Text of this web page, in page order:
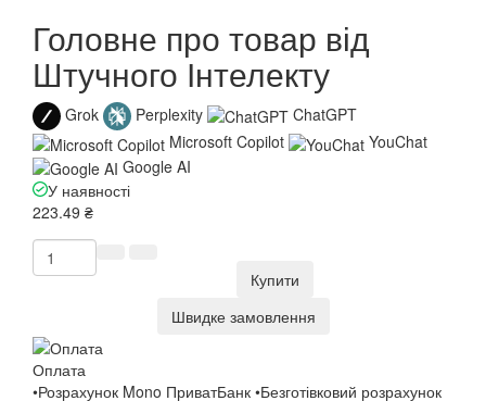
Головне про товар від
Штучного Інтелекту
Grok Perplexity
ChatGPT
Microsoft Copilot
YouChat
Google AI
У наявності
223.49 ₴
Купити
Швидке замовлення
Оплата
•Розрахунок Mono ПриватБанк •Безготівковий розрахунок